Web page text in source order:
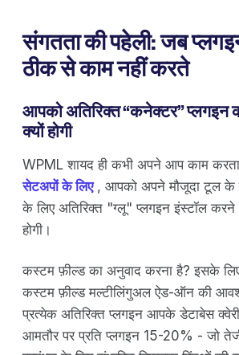
संगतता की पहेली: जब
ठीक से काम नहीं करते
आपको अतिरिक्त “कनेक्टर” प्लगइन
क्यों होगी
WPML शायद ही कभी अपने आप काम
सेटअपों के लिए, आपको अपने मौजूदा टूल के
के लिए अतिरिक्त "ग्लू" प्लगइन इंस्टॉल
होगी।
कस्टम फ़ील्ड का अनुवाद करना है? इसके
कस्टम फ़ील्ड मल्टीलिंगुअल ऐड-ऑन की
प्रत्येक अतिरिक्त प्लगइन आपके डेटाबेस
आमतौर पर प्रति प्लगइन 15-20% - जो